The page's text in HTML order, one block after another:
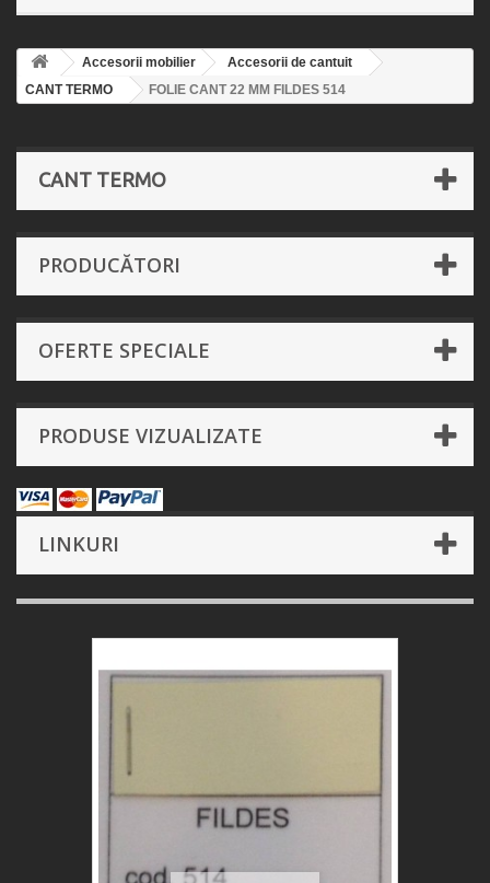
Accesorii mobilier
Accesorii de cantuit
CANT TERMO
FOLIE CANT 22 MM FILDES 514
CANT TERMO
PRODUCĂTORI
OFERTE SPECIALE
PRODUSE VIZUALIZATE
LINKURI